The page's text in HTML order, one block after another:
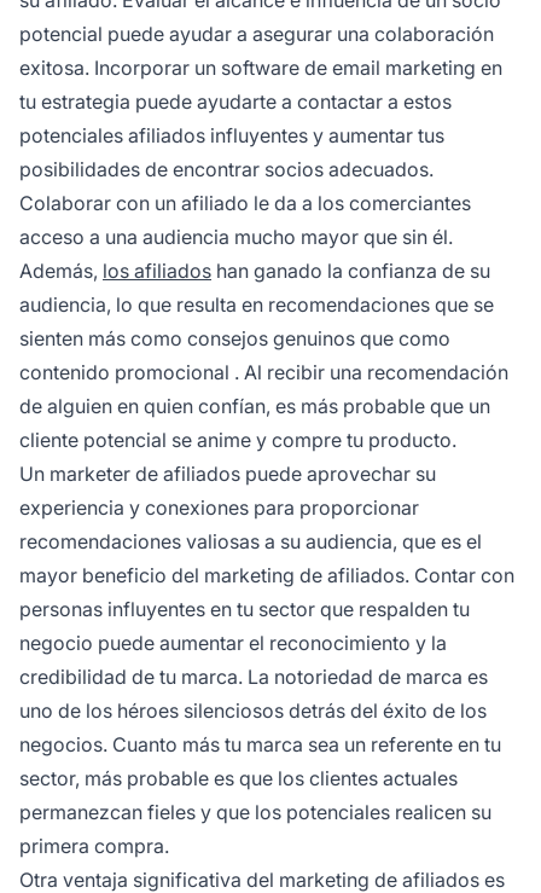
potencial puede ayudar a asegurar una colaboración
exitosa. Incorporar un software de email marketing en
tu estrategia puede ayudarte a contactar a estos
potenciales afiliados influyentes y aumentar tus
posibilidades de encontrar socios adecuados.
Colaborar con un afiliado le da a los comerciantes
acceso a una audiencia mucho mayor que sin él.
Además, los afiliados han ganado la confianza de su
audiencia, lo que resulta en recomendaciones que se
sienten más como consejos genuinos que como
contenido promocional . Al recibir una recomendación
de alguien en quien confían, es más probable que un
cliente potencial se anime y compre tu producto.
Un marketer de afiliados puede aprovechar su
experiencia y conexiones para proporcionar
recomendaciones valiosas a su audiencia, que es el
mayor beneficio del marketing de afiliados. Contar con
personas influyentes en tu sector que respalden tu
negocio puede aumentar el reconocimiento y la
credibilidad de tu marca. La notoriedad de marca es
uno de los héroes silenciosos detrás del éxito de los
negocios. Cuanto más tu marca sea un referente en tu
sector, más probable es que los clientes actuales
permanezcan fieles y que los potenciales realicen su
primera compra.
Otra ventaja significativa del marketing de afiliados es